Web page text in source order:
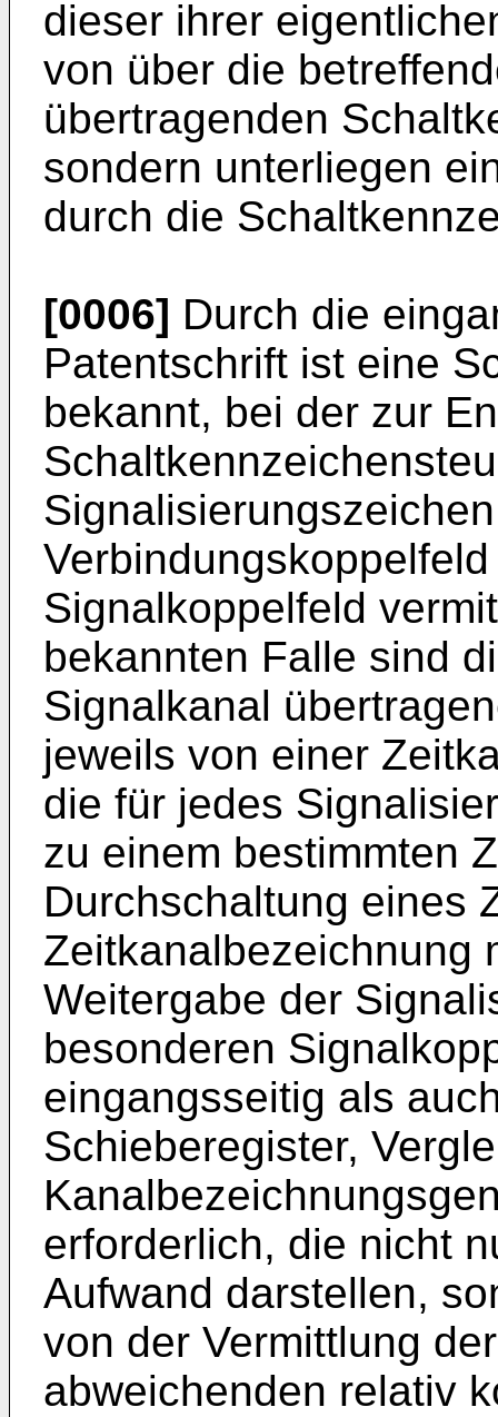
dieser ihrer
von über die
übertragenden
sondern unterliegen
durch die
[0006] Durch die
Patentschrift ist eine
bekannt, bei der zur
Signalkoppelfeld
bekannten Falle sind
Signalkanal
jeweils von einer
die für jedes
zu einem bestimmten
Durchschaltung eines
Zeitkanalbezeichnung
Weitergabe der
besonderen
eingangsseitig als
Schieberegister,
erforderlich, die nicht
Aufwand darstellen,
von der Vermittlung
abweichenden relativ